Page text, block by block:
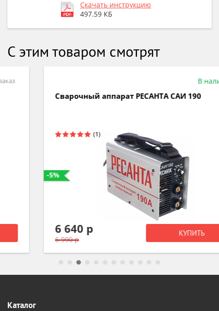
Скачать инструкцию
497.59 КБ
С этим товаром смотрят
Сварочный аппарат РЕСАНТА САИ 190
6 640 р
Каталог